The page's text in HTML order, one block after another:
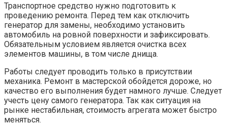
Транспортное средство нужно подготовить к
проведению ремонта. Перед тем как отключить
генератор для замены, необходимо установить
автомобиль на ровной поверхности и зафиксировать.
Обязательным условием является очистка всех
элементов машины, в том числе днища.
Работы следует проводить только в присутствии
механика. Ремонт в мастерской обойдется дороже, но
качество его выполнения будет намного лучше. Следует
учесть цену самого генератора. Так как ситуация на
рынке нестабильная, стоимость агрегата может быстро
меняться.